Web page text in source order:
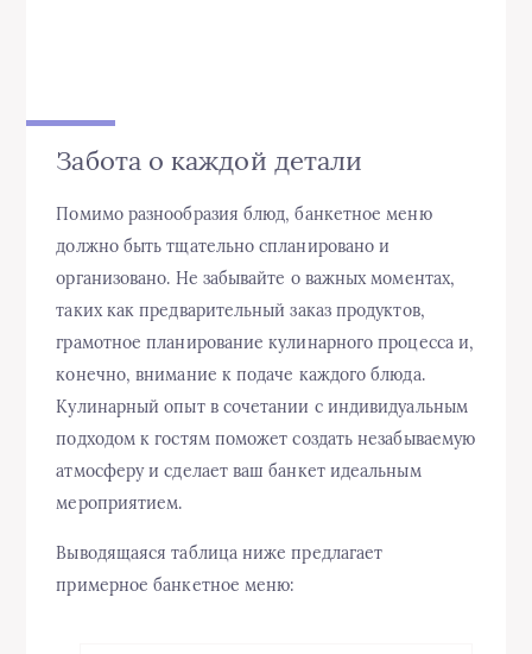
Забота о каждой детали
Помимо разнообразия блюд, банкетное меню
должно быть тщательно спланировано и
организовано. Не забывайте о важных моментах,
таких как предварительный заказ продуктов,
грамотное планирование кулинарного процесса и,
конечно, внимание к подаче каждого блюда.
Кулинарный опыт в сочетании с индивидуальным
подходом к гостям поможет создать незабываемую
атмосферу и сделает ваш банкет идеальным
мероприятием.
Выводящаяся таблица ниже предлагает
примерное банкетное меню: